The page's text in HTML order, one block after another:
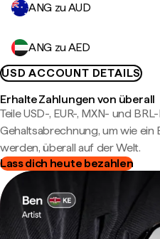
ANG zu AUD
ANG zu AED
USD ACCOUNT DETAILS
Erhalte Zahlungen von überall
Teile USD-, EUR-, MXN- und
Gehaltsabrechnung, um wie ein
werden, überall auf der Welt.
Lass dich heute bezahlen